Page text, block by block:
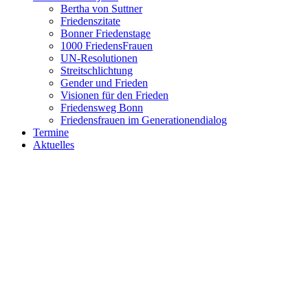
Bertha von Suttner
Friedenszitate
Bonner Friedenstage
1000 FriedensFrauen
UN-Resolutionen
Streitschlichtung
Gender und Frieden
Visionen für den Frieden
Friedensweg Bonn
Friedensfrauen im Generationendialog
Termine
Aktuelles